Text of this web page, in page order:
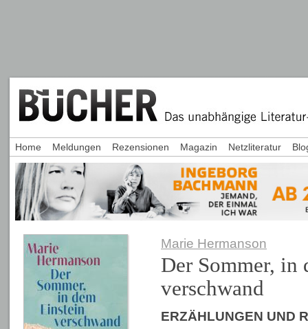
Marie Hermanson
Der Sommer, in
verschwand
ERZÄHLUNGEN UND
Home Meldungen Rezensionen Magazin Netzliteratur